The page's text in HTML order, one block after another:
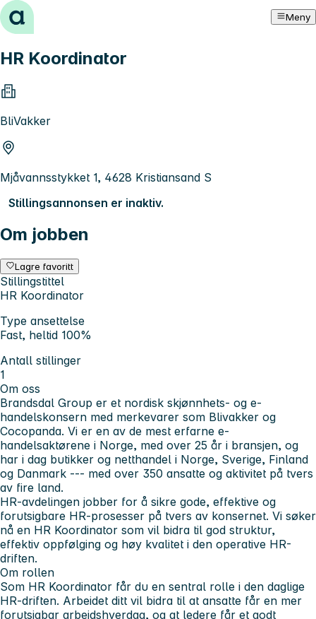
Hopp til innhold Meny
HR Koordinator
BliVakker
Mjåvannsstykket 1, 4628 Kristiansand S
Stillingsannonsen er inaktiv.
Om jobben
Lagre favoritt
Stillingstittel
HR Koordinator
Type ansettelse
Fast, heltid 100%
Antall stillinger
1
Om oss
Brandsdal Group er et nordisk skjønnhets- og e-
handelskonsern med merkevarer som Blivakker og
Cocopanda. Vi er en av de mest erfarne e-
handelsaktørene i Norge, med over 25 år i bransjen, og
har i dag butikker og netthandel i Norge, Sverige, Finland
og Danmark --- med over 350 ansatte og aktivitet på tvers
av fire land.
HR-avdelingen jobber for å sikre gode, effektive og
forutsigbare HR-prosesser på tvers av konsernet. Vi søker
nå en HR Koordinator som vil bidra til god struktur,
effektiv oppfølging og høy kvalitet i den operative HR-
driften.
Om rollen
Som HR Koordinator får du en sentral rolle i den daglige
HR-driften. Arbeidet ditt vil bidra til at ansatte får en mer
forutsigbar arbeidshverdag, og at ledere får et godt